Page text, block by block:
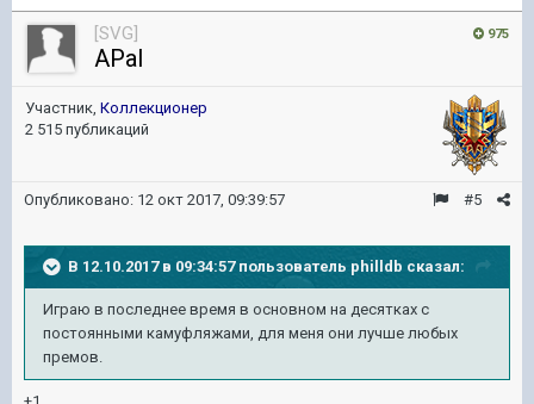
975
[SVG]
APal
Участник, Коллекционер
2 515 публикаций
#5
Опубликовано: 12 окт 2017, 09:39:57
В 12.10.2017 в 09:34:57 пользователь philldb сказал:
Играю в последнее время в основном на десятках с
постоянными камуфляжами, для меня они лучше любых
премов.